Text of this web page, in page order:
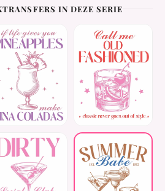
IN DEZE SERIE